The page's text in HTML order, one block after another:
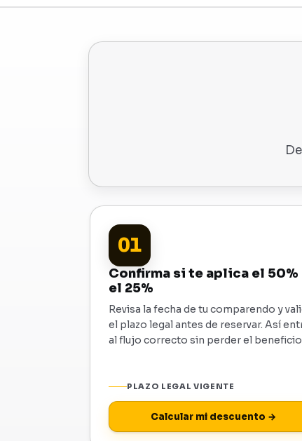
01
Confirma si te aplica el 50%
el 25%
Revisa la fecha de tu comparendo y
el plazo legal antes de reservar. Así
al flujo correcto sin perder el
PLAZO LEGAL VIGENTE
Calcular mi descuento →